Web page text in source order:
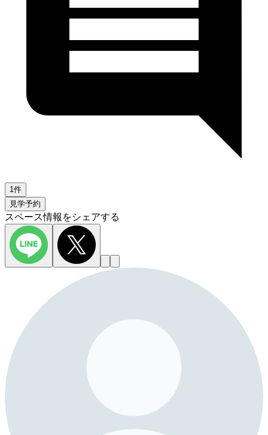
1件
見学予約
スペース情報をシェアする